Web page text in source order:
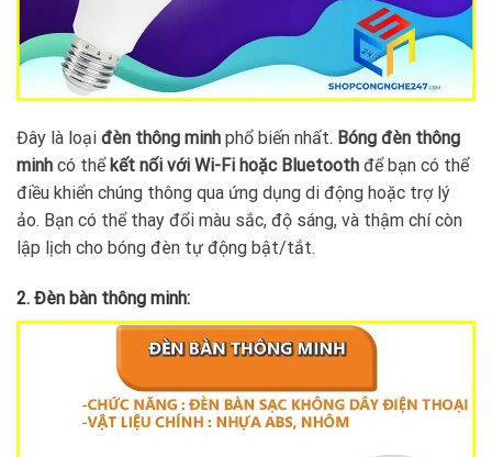
Đây là loại đèn thông minh phổ biến nhất. Bóng đèn thông
minh có thể kết nối với Wi-Fi hoặc Bluetooth để bạn có thể
điều khiển chúng thông qua ứng dụng di động hoặc trợ lý
ảo. Bạn có thể thay đổi màu sắc, độ sáng, và thậm chí còn
lập lịch cho bóng đèn tự động bật/tắt.
2. Đèn bàn thông minh: